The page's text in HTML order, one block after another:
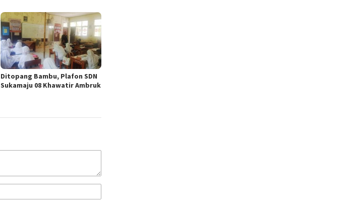
Ditopang Bambu, Plafon SDN
Sukamaju 08 Khawatir Ambruk